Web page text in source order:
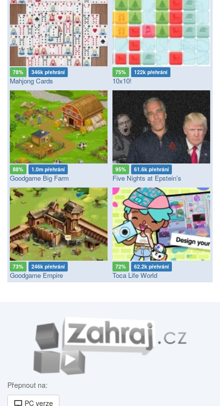
78% 346k přehrání
Mahjong Cards
75% 122k přehrání
10x10!
88% 1.0m přehrání
Goodgame Big Farm
95% 61.6k přehrání
Five Nights at Epstein’s
73% 246k přehrání
Goodgame Empire
72% 62.2k přehrání
Toca Life World
Přepnout na:
PC verze